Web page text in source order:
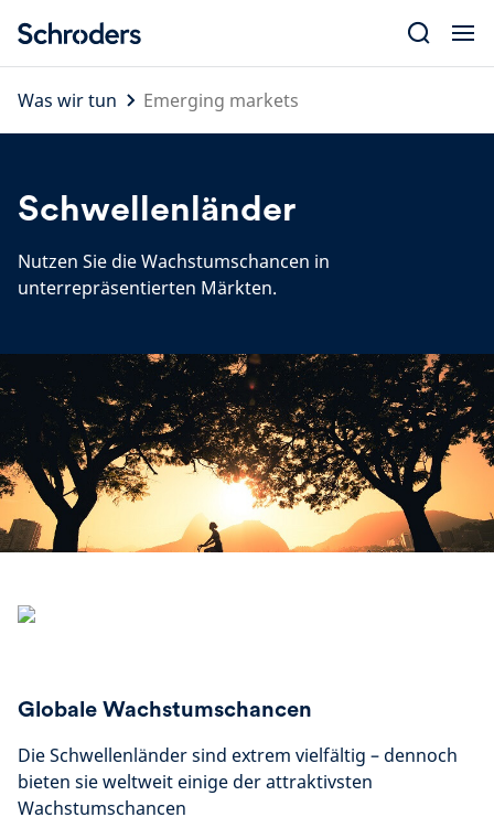
content
Was wir tun
Emerging markets
Schwellenländer
Nutzen Sie die Wachstumschancen in
unterrepräsentierten Märkten.
Globale Wachstumschancen
Die Schwellenländer sind extrem vielfältig – dennoch
bieten sie weltweit einige der attraktivsten
Wachstumschancen